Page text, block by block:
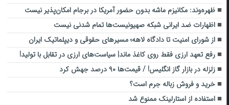
ظهره‌وند: مکانیزم ماشه بدون حضور آمریکا در برجام امکان‌پذیر نیست
اظهارات ضد ایرانی شبکه صهیونیست‌ها تمام شدنی نیست
از شورای امنیت تا دادگاه لاهه؛ مسیرهای حقوقی و دیپلماتیک ایران
رفع تعهد ارزی فقط روی کاغذ ماند| سیاست‌های ارزی در تقابل با تولید!
زلزله در بازار گاز انگلیس! / قیمت‌ها ۹۰ درصد جهش کرد
خرید و فروش زباله جرم است؟
استفاده از استارلینک ممنوع شد